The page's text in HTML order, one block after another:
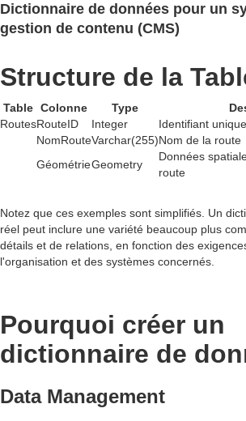
Dictionnaire de données pour un
gestion de contenu (CMS)
Structure de la
Table Colonne Type
RoutesRouteID Integer
Identifiant
NomRouteVarchar(255)Nom de la route
GéométrieGeometry
Données
route
Notez que ces exemples sont simplifiés. Un
réel peut inclure une variété beaucoup plus
détails et de relations, en fonction des
l'organisation et des systèmes concernés.
Pourquoi créer un
dictionnaire de
Data Management